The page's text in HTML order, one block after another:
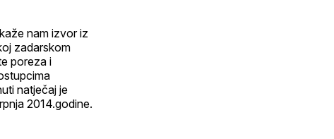
nam izvor iz
zadarskom
poreza i
natječaj je
2014.godine.